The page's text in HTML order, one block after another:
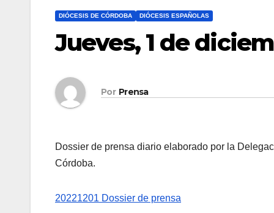
DIÓCESIS DE CÓRDOBA DIÓCESIS ESPAÑOLAS
Jueves, 1 de
Por Prensa
Dossier de prensa diario elaborado por la
Córdoba.
20221201 Dossier de prensa